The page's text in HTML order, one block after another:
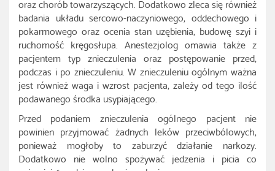
oraz chorób towarzyszących. Dodatkowo zleca się również
badania układu sercowo-naczyniowego, oddechowego i
pokarmowego oraz ocenia stan uzębienia, budowę szyi i
ruchomość kręgosłupa. Anestezjolog omawia także z
pacjentem typ znieczulenia oraz postępowanie przed,
podczas i po znieczuleniu. W znieczuleniu ogólnym ważna
jest również waga i wzrost pacjenta, zależy od tego ilość
podawanego środka usypiającego.
Przed podaniem znieczulenia ogólnego pacjent nie
powinien przyjmować żadnych leków przeciwbólowych,
ponieważ mogłoby to zaburzyć działanie narkozy.
Dodatkowo nie wolno spożywać jedzenia i picia co